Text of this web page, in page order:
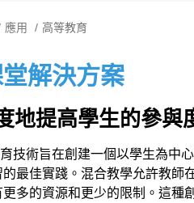
應用 高等教育
解決方案
地提高學生的參與
技術旨在創建一個以學生為中
最佳實踐。混合教學允許教
多的資源和更少的限制。這種